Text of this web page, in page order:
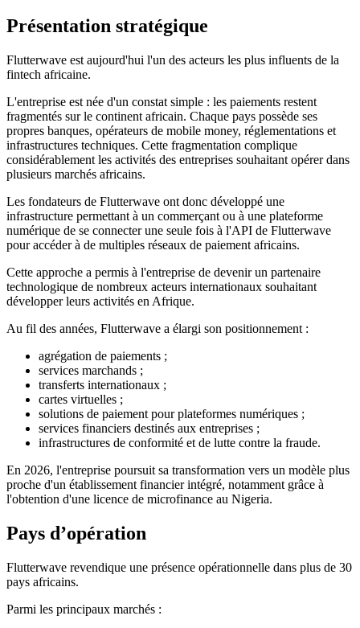
Présentation stratégique
Flutterwave est aujourd'hui l'un des acteurs les plus influents de la
fintech africaine.
L'entreprise est née d'un constat simple : les paiements restent
fragmentés sur le continent africain. Chaque pays possède ses
propres banques, opérateurs de mobile money, réglementations et
infrastructures techniques. Cette fragmentation complique
considérablement les activités des entreprises souhaitant opérer dans
plusieurs marchés africains.
Les fondateurs de Flutterwave ont donc développé une
infrastructure permettant à un commerçant ou à une plateforme
numérique de se connecter une seule fois à l'API de Flutterwave
pour accéder à de multiples réseaux de paiement africains.
Cette approche a permis à l'entreprise de devenir un partenaire
technologique de nombreux acteurs internationaux souhaitant
développer leurs activités en Afrique.
Au fil des années, Flutterwave a élargi son positionnement :
agrégation de paiements ;
services marchands ;
transferts internationaux ;
cartes virtuelles ;
solutions de paiement pour plateformes numériques ;
services financiers destinés aux entreprises ;
infrastructures de conformité et de lutte contre la fraude.
En 2026, l'entreprise poursuit sa transformation vers un modèle plus
proche d'un établissement financier intégré, notamment grâce à
l'obtention d'une licence de microfinance au Nigeria.
Pays d’opération
Flutterwave revendique une présence opérationnelle dans plus de 30
pays africains.
Parmi les principaux marchés :